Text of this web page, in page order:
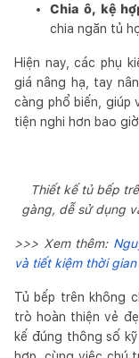
Chia ô, kệ
chia ngăn tủ
Hiện nay, các phụ
giá nâng hạ, tay
càng phổ biến, giúp
tiện nghi hơn bao
Thiết kế tủ bếp
gàng, dễ sử dụng
>>> Xem thêm:
và tiết kiệm thời gian
Tủ bếp trên không
trò hoàn thiện vẻ
kế đúng thông số